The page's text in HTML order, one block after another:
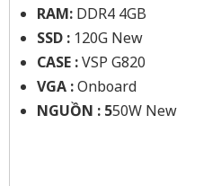
RAM: DDR4 4GB
SSD : 120G New
CASE :VSP G820
VGA :Onboard
NGUỒN : 550W New